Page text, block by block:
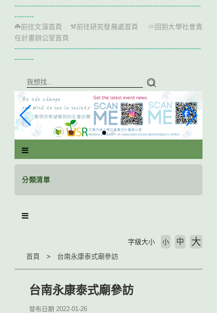
-----------------------------------------------------------------------------
--------
☘️前往文藻首頁 ⚒️前往研究發展處首頁 ♾️ 回到大學社會責
任計畫辦公室首頁
-----------------------------------------------------------------------------
--------
分類清單
首頁 台南永康泰式廟參訪
字級大小 小 中 大
台南永康泰式廟參訪
發布日期 2022-01-26